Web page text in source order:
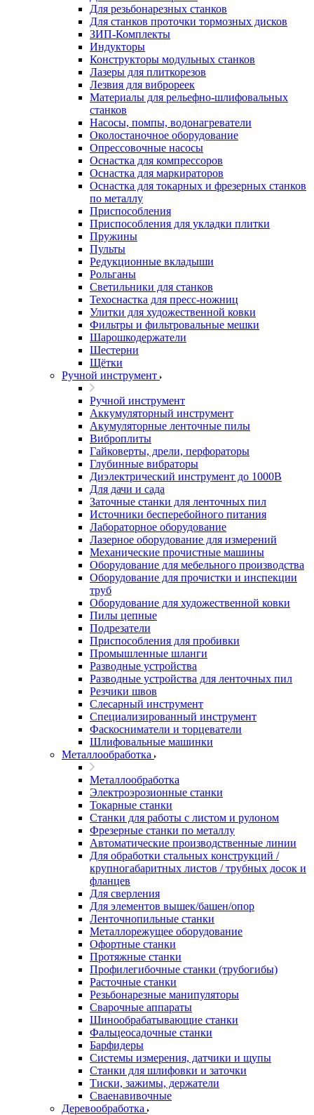
Для резьбонарезных станков
Для станков проточки тормозных дисков
ЗИП-Комплекты
Индукторы
Конструкторы модульных станков
Лазеры для плиткорезов
Лезвия для виброреек
Материалы для рельефно-шлифовальных
станков
Насосы, помпы, водонагреватели
Околостаночное оборудование
Опрессовочные насосы
Оснастка для компрессоров
Оснастка для маркираторов
Оснастка для токарных и фрезерных станков
по металлу
Приспособления
Приспособления для укладки плитки
Пружины
Пульты
Редукционные вкладыши
Рольганы
Светильники для станков
Техоснастка для пресс-ножниц
Улитки для художественной ковки
Фильтры и фильтровальные мешки
Шарошкодержатели
Шестерни
Щётки
Ручной инструмент
Ручной инструмент
Аккумуляторный инструмент
Акумуляторные ленточные пилы
Виброплиты
Гайковерты, дрели, перфораторы
Глубинные вибраторы
Диэлектрический инструмент до 1000В
Для дачи и сада
Заточные станки для ленточных пил
Источники бесперебойного питания
Лабораторное оборудование
Лазерное оборудование для измерений
Механические прочистные машины
Оборудование для мебельного производства
Оборудование для прочистки и инспекции
труб
Оборудование для художественной ковки
Пилы цепные
Подрезатели
Приспособления для пробивки
Промышленные шланги
Разводные устройства
Разводные устройства для ленточных пил
Резчики швов
Слесарный инструмент
Специализированный инструмент
Фаскосниматели и торцеватели
Шлифовальные машинки
Металлообработка
Металлообработка
Электроэрозионные станки
Токарные станки
Станки для работы с листом и рулоном
Фрезерные станки по металлу
Автоматические производственные линии
Для обработки стальных конструкций /
крупногабаритных листов / трубных досок и
фланцев
Для сверления
Для элементов вышек/башен/опор
Ленточнопильные станки
Металлорежущее оборудование
Офортные станки
Протяжные станки
Профилегибочные станки (трубогибы)
Расточные станки
Резьбонарезные манипуляторы
Сварочные аппараты
Шинообрабатывающие станки
Фальцеосадочные станки
Барфидеры
Системы измерения, датчики и щупы
Станки для шлифовки и заточки
Тиски, зажимы, держатели
Cваенавивочные
Деревообработка